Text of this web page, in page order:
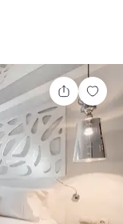
Partager